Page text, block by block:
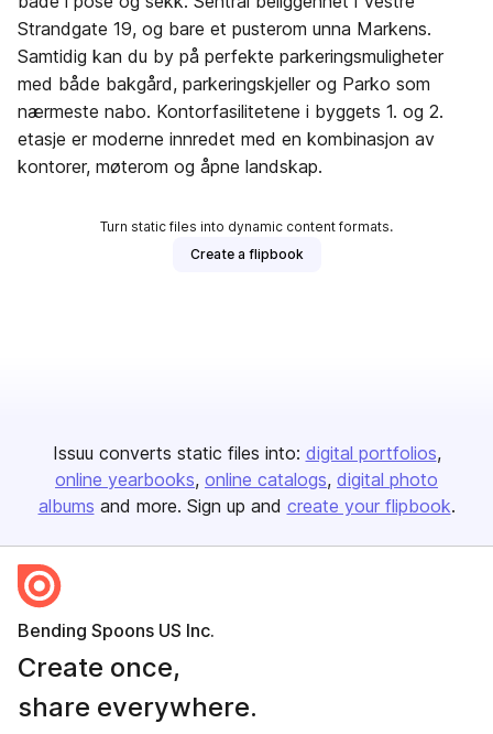
Strandgate 19, og bare et pusterom unna Markens.
Samtidig kan du by på perfekte parkeringsmuligheter
med både bakgård, parkeringskjeller og Parko som
nærmeste nabo. Kontorfasilitetene i byggets 1. og 2.
etasje er moderne innredet med en kombinasjon av
kontorer, møterom og åpne landskap.
Turn static files into dynamic content formats.
Create a flipbook
Issuu converts static files into: digital portfolios
online yearbooks online catalogs digital photo
albums and more. Sign up and create your flipbook.
Bending Spoons US Inc.
Create once,
share everywhere.